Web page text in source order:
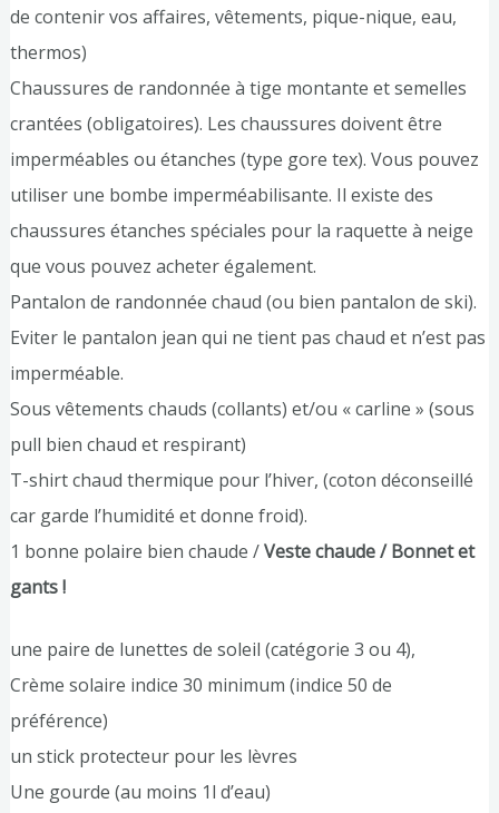
de contenir vos affaires, vêtements, pique-nique, eau,
thermos)
Chaussures de randonnée à tige montante et semelles
crantées (obligatoires). Les chaussures doivent être
imperméables ou étanches (type gore tex). Vous pouvez
utiliser une bombe imperméabilisante. Il existe des
chaussures étanches spéciales pour la raquette à neige
que vous pouvez acheter également.
Pantalon de randonnée chaud (ou bien pantalon de ski).
Eviter le pantalon jean qui ne tient pas chaud et n’est pas
imperméable.
Sous vêtements chauds (collants) et/ou « carline » (sous
pull bien chaud et respirant)
T-shirt chaud thermique pour l’hiver, (coton déconseillé
car garde l’humidité et donne froid).
1 bonne polaire bien chaude /Veste chaude / Bonnet et
gants !
une paire de lunettes de soleil (catégorie 3 ou 4),
Crème solaire indice 30 minimum (indice 50 de
préférence)
un stick protecteur pour les lèvres
Une gourde (au moins 1l d’eau)